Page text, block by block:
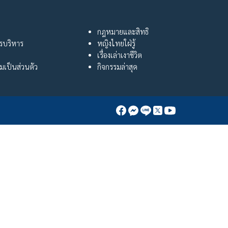
บริหาร
เป็นส่วนตัว
กฎหมายและสิทธิ
หญิงไทยใฝ่รู้
เรื่องเล่าเงาชีวิต
กิจกรรมล่าสุด